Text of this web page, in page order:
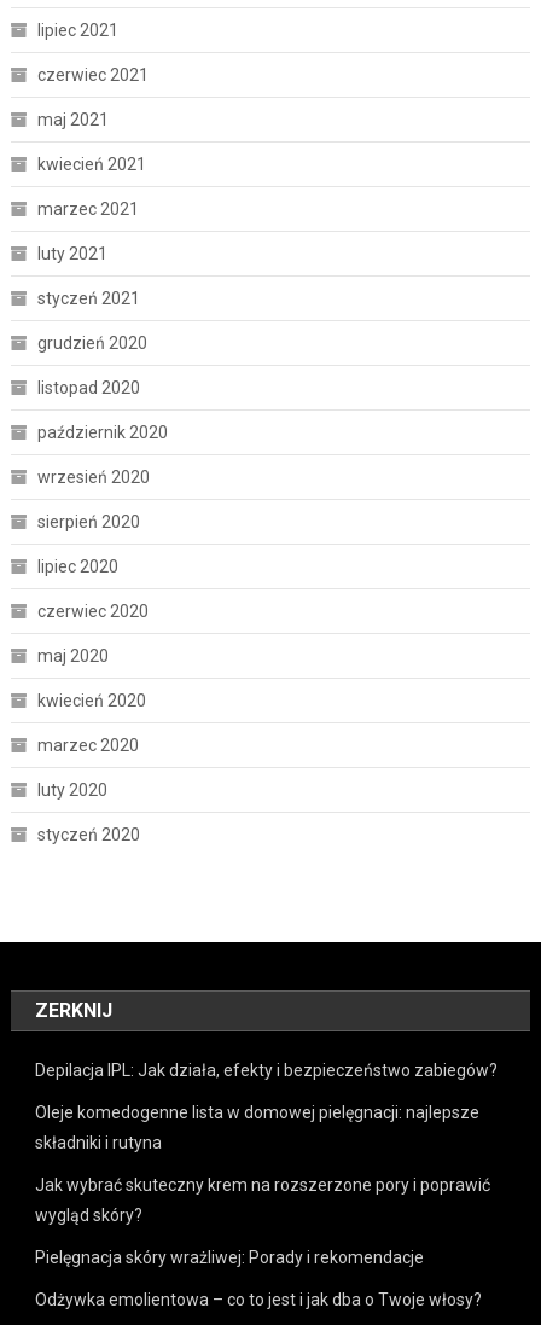
lipiec 2021
czerwiec 2021
maj 2021
kwiecień 2021
marzec 2021
luty 2021
styczeń 2021
grudzień 2020
listopad 2020
październik 2020
wrzesień 2020
sierpień 2020
lipiec 2020
czerwiec 2020
maj 2020
kwiecień 2020
marzec 2020
luty 2020
styczeń 2020
ZERKNIJ
Depilacja IPL: Jak działa, efekty i bezpieczeństwo zabiegów?
Oleje komedogenne lista w domowej pielęgnacji: najlepsze
składniki i rutyna
Jak wybrać skuteczny krem na rozszerzone pory i poprawić
wygląd skóry?
Pielęgnacja skóry wrażliwej: Porady i rekomendacje
Odżywka emolientowa – co to jest i jak dba o Twoje włosy?